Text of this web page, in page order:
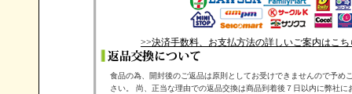
>>決済手数料、お支払方法の詳しいご案内はこち
食品の為、開封後のご返品は原則としてお受けできませんので予め
さい。 尚、正当な理由での返品交換は商品到着後７日以内に弊社に